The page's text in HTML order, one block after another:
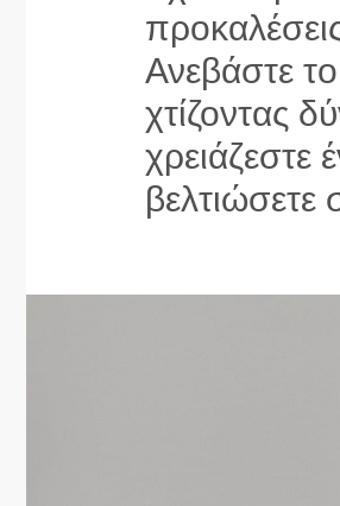
Ανεβάστε
χτίζοντας
χρειάζεστε
βελτιώσετε